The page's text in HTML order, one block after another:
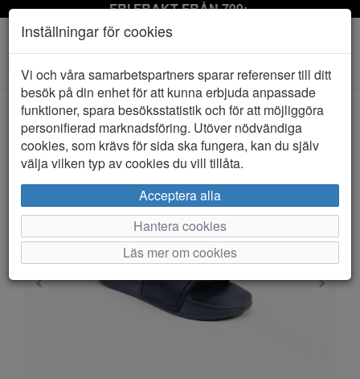
FRI FRAKT FRÅN 799:-
Toggle
navigation
HEM MARINE
Inställningar för cookies
Vi och våra samarbetspartners sparar referenser till ditt
besök på din enhet för att kunna erbjuda anpassade
funktioner, spara besöksstatistik och för att möjliggöra
personifierad marknadsföring. Utöver nödvändiga
cookies, som krävs för sida ska fungera, kan du själv
välja vilken typ av cookies du vill tillåta.
Acceptera alla
Hantera cookies
Läs mer om cookies